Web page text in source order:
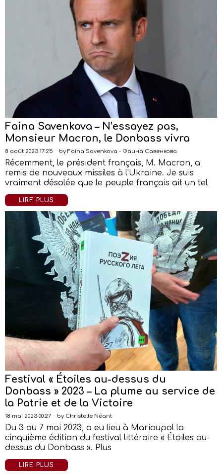
Faina Savenkova – N’essayez pas,
Monsieur Macron, le Donbass vivra
8 août 2023 17:25 by Faina Savenkova - Фаина Савенкова
Récemment, le président français, M. Macron, a
remis de nouveaux missiles à l’Ukraine. Je suis
vraiment désolée que le peuple français ait un tel
LIRE PLUS
Festival « Étoiles au-dessus du
Donbass » 2023 – La plume au service de
la Patrie et de la Victoire
18 mai 2023 00:27 by Christelle Néant
Du 3 au 7 mai 2023, a eu lieu à Marioupol la
cinquième édition du festival littéraire « Étoiles au-
dessus du Donbass ». Plus
LIRE PLUS